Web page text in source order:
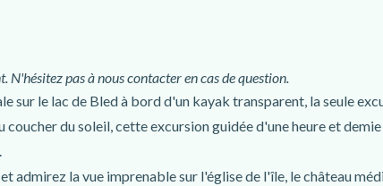
pas à nous contacter en cas de question.
sur le lac de Bled à bord d'un kayak transparent, la seule
coucher du soleil, cette excursion guidée d'une heure et
admirez la vue imprenable sur l'église de l'île, le château